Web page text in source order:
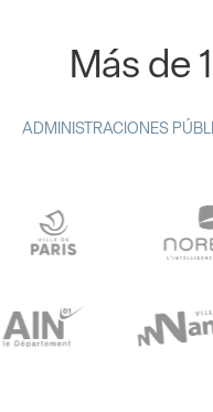
Más de
ADMINISTRACIONES